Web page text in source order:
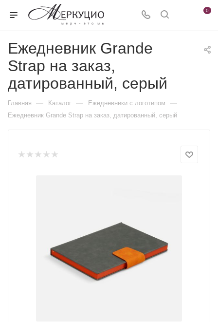
0
Ежедневник Grande
Strap на заказ,
датированный, серый
Главная — Каталог — Ежедневники c логотипом —
Ежедневник Grande Strap на заказ, датированный, серый